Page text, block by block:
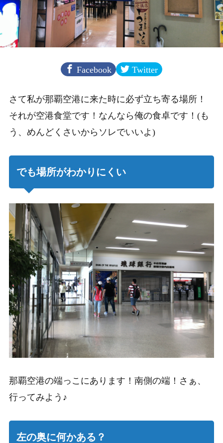
Facebook Twitter
さて私が那覇空港に来た時に必ず立ち寄る場所！
それが空港食堂です！なんなら俺の食卓です！(も
う、めんどくさいからソレでいいよ)
でも場所がわかりにくい
那覇空港の端っこにあります！南側の端！さぁ、
行ってみよう♪
左の奥に何かある？